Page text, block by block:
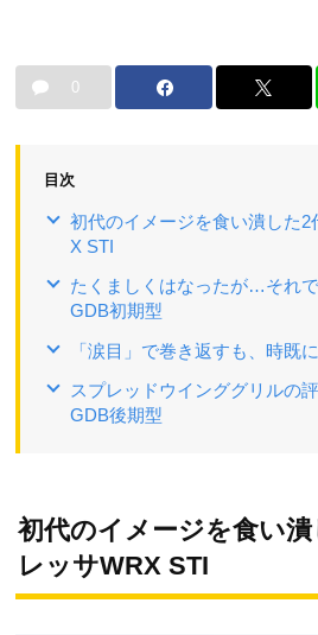
0
目次
初代のイメージを食い潰した2
X STI
たくましくはなったが…それ
GDB初期型
「涙目」で巻き返すも、時既
スプレッドウインググリルの
GDB後期型
初代のイメージを食い
レッサWRX STI